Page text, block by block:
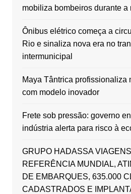
mobiliza bombeiros durante a
Ônibus elétrico começa a
Rio e sinaliza nova era no
intermunicipal
Maya Tântrica profissionaliza
com modelo inovador
Frete sob pressão: governo
indústria alerta para risco à
GRUPO HADASSA
REFERÊNCIA MUNDIAL,
DE EMBARQUES, 635.000
CADASTRADOS E